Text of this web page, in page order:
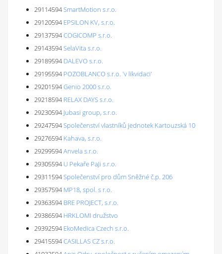
29114594SmartMotion s.r.o.
29120594 EPSILON KV, s.r.o.
29137594COGICOMP s.r.o.
29143594SelaVita s.r.o.
29189594 DALEVO s.r.o.
29195594 POZOBLANCO s.r.o. 'v likvidaci'
29201594Genio 2000 s.r.o.
29218594 RELAX DAYS s.r.o.
29230594 Jubasi group, s.r.o.
29247594Společenství vlastníků jednotek Kartouzská 10
29276594 Kahava, s.r.o.
29299594Anvela s.r.o.
29305594 U Pekaře PaJi s.r.o.
29311594Společenství pro dům Sněžné č.p. 206
29357594 MP18, spol. s r.o.
29363594 BRE PROJECT, s.r.o.
29386594 HRKLOMI družstvo
29392594 EkoMedica Czech s.r.o.
29415594CASILLAS CZ s.r.o.